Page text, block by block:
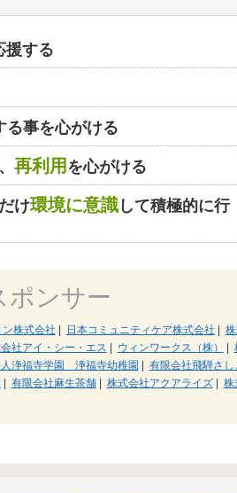
援する
る事を心がける
再利用 を心がける
け環境に意識して積極的に行
ポンサー
株式会社 日本コミュニティケア株式会社
社アイ・シー・エス ウィンワークス（株）
浄福寺学園 浄福寺幼稚園 有限会社飛騨さし
有限会社麻生茶舗| 株式会社アクアライズ| 株